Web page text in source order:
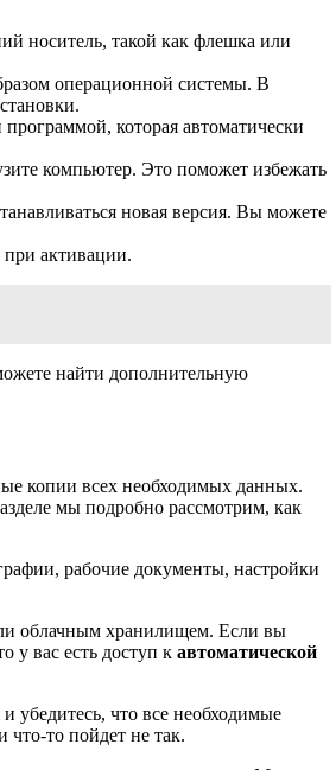
носитель, такой как флешка или
операционной системы. В
которая автоматически
компьютер. Это поможет избежать
новая версия. Вы можете
активации.
найти дополнительную
копии всех необходимых данных.
мы подробно рассмотрим, как
рабочие документы, настройки
облачным хранилищем. Если вы
у вас есть доступ к автоматической
убедитесь, что все необходимые
что-то пойдет не так.